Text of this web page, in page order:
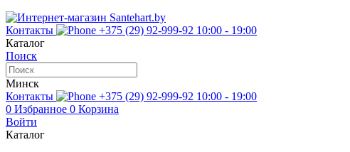
Контакты +375 (29) 92-999-92 10:00 - 19:00
Каталог
Поиск
Минск
Контакты
+375 (29) 92-999-92 10:00 - 19:00
0 Избранное 0 Корзина
Войти
Каталог